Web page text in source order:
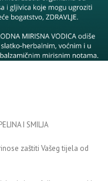
I SMILJA
zaštiti Vašeg tijela od